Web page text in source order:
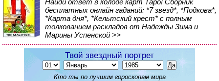
Найди ответ в колоде карт Таро! Сборник
бесплатных онлайн гаданий: *7 звезд*, *Подкова*,
*Карта дня*, *Кельтский крест* с полным
толкованием раскладов от Надежды Зима и
Марины Успенской >>
Твой звездный портрет
Кто ты по лучшим гороскопам мира